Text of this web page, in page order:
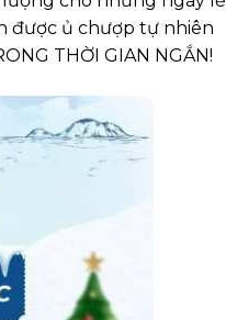
được ủ chượp tự nhiên
THỜI GIAN NGẮN!